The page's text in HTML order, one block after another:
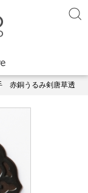
赤銅うるみ剣唐草透